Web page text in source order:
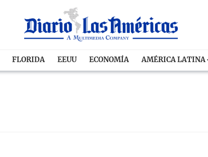
FLORIDA EEUU ECONOMÍA AMÉRICA LATINA